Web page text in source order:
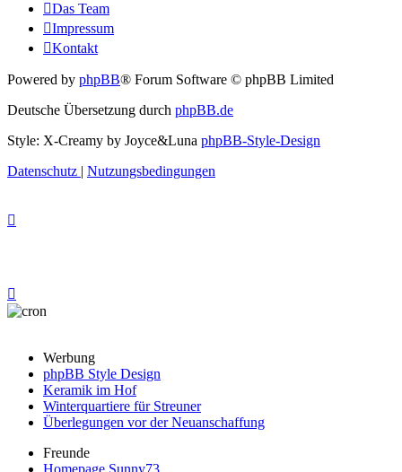
Das Team
Impressum
Kontakt
Powered by phpBB® Forum Software © phpBB Limited
Deutsche Übersetzung durch phpBB.de
Style: X-Creamy by Joyce&Luna phpBB-Style-Design
Datenschutz | Nutzungsbedingungen
Werbung
phpBB Style Design
Keramik im Hof
Winterquartiere für Streuner
Überlegungen vor der Neuanschaffung
Freunde
Homepage Sunny73